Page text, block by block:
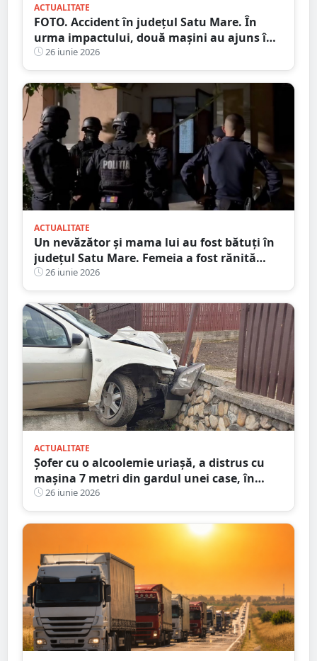
ACTUALITATE
FOTO. Accident în județul Satu Mare. În
urma impactului, două mașini au ajuns în
șanț26 iunie 2026
ACTUALITATE
Un nevăzător și mama lui au fost bătuți în
județul Satu Mare. Femeia a fost rănită
grav26 iunie 2026
ACTUALITATE
Șofer cu o alcoolemie uriașă, a distrus cu
mașina 7 metri din gardul unei case, în
județul Satu Mare
26 iunie 2026